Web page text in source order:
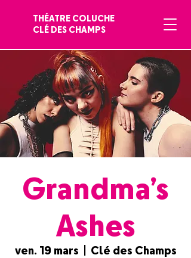
THÉATRE COLUCHE
CLÉ DES CHAMPS
Grandma’s
Ashes
ven. 19 mars Clé des Champs